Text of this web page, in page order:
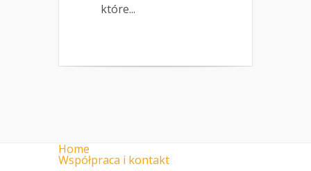
które...
Home
Współpraca i kontakt